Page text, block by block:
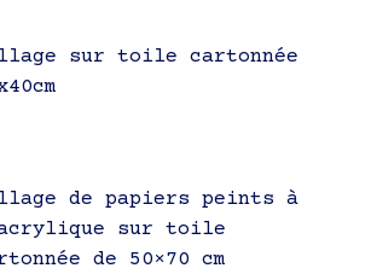
sur toile cartonnée
de papiers peints à
sur toile
de 50×70 cm